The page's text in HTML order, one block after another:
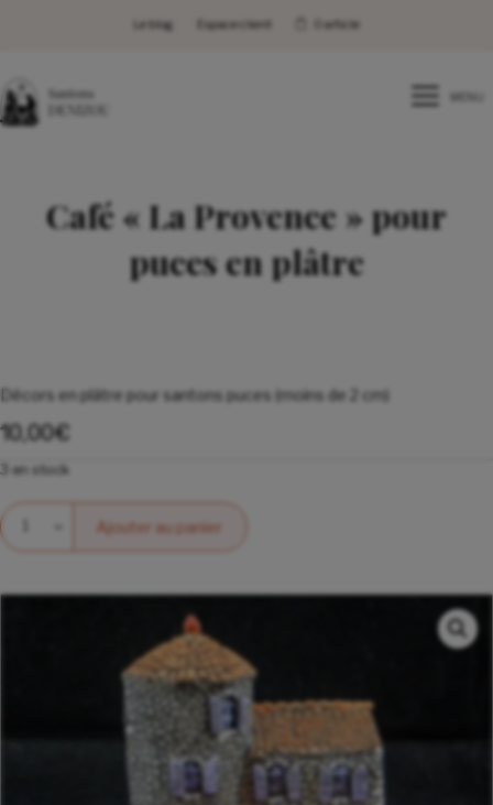
Le blog Espace client 0 article
Café « La Provence » pour
puces en plâtre
Décors en plâtre pour santons puces (moins de 2 cm)
10,00€
3 en stock
Quantité
Ajouter au panier